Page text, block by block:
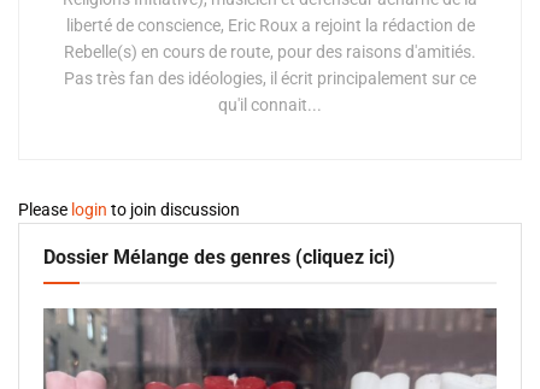
liberté de conscience, Eric Roux a rejoint la rédaction de
Rebelle(s) en cours de route, pour des raisons d'amitiés.
Pas très fan des idéologies, il écrit principalement sur ce
qu'il connait...
Please login to join discussion
Dossier Mélange des genres (cliquez ici)